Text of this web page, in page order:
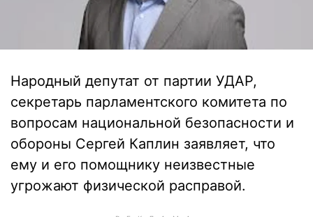
Народный депутат от партии УДАР,
секретарь парламентского комитета по
вопросам национальной безопасности и
обороны Сергей Каплин заявляет, что
ему и его помощнику неизвестные
угрожают физической расправой.